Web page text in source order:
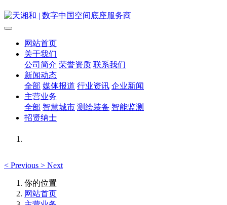
网站首页
关于我们
公司简介 荣誉资质 联系我们
新闻动态
全部 媒体报道 行业资讯 企业新闻
主营业务
全部 智慧城市 测绘装备 智能监测
招贤纳士
< Previous > Next
你的位置
网站首页